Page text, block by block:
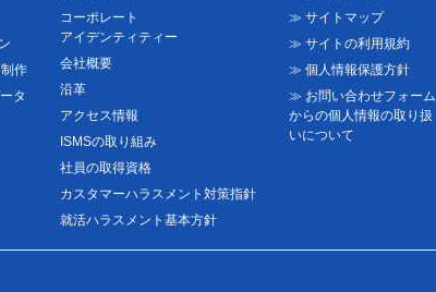
作
タ
コーポレート
アイデンティティー
会社概要
沿革
アクセス情報
ISMSの取り組み
社員の取得資格
カスタマーハラスメント対策指針
就活ハラスメント基本方針
≫ サイトマップ
≫ サイトの利用規約
≫ 個人情報保護方針
≫ お問い合わせフォーム
からの個人情報の取り扱
いについて